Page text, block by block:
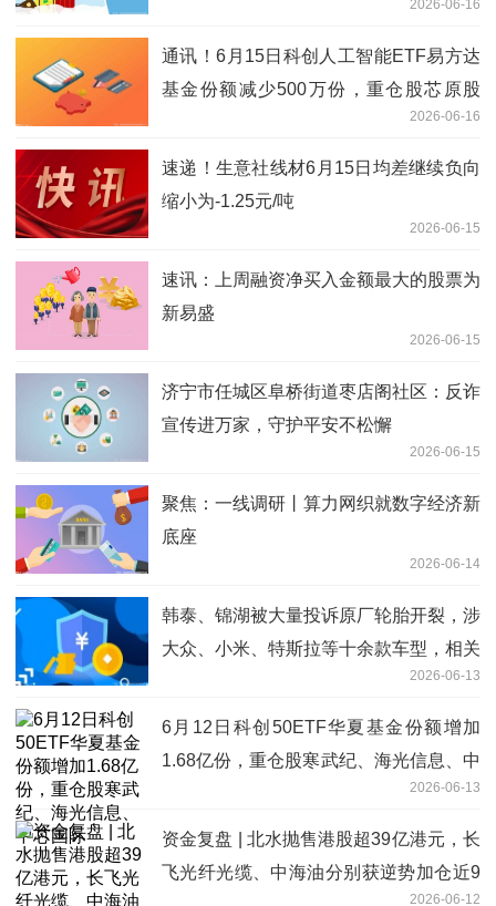
2026-06-16
通讯！6月15日科创人工智能ETF易方达
基金份额减少500万份，重仓股芯原股
2026-06-16
速递！生意社线材6月15日均差继续负向
缩小为-1.25元/吨
2026-06-15
速讯：上周融资净买入金额最大的股票为
新易盛
2026-06-15
济宁市任城区阜桥街道枣店阁社区：反诈
宣传进万家，守护平安不松懈
2026-06-15
聚焦：一线调研丨算力网织就数字经济新
底座
2026-06-14
韩泰、锦湖被大量投诉原厂轮胎开裂，涉
大众、小米、特斯拉等十余款车型，相关
2026-06-13
6月12日科创50ETF华夏基金份额增加
1.68亿份，重仓股寒武纪、海光信息、中
2026-06-13
资金复盘 | 北水抛售港股超39亿港元，长
飞光纤光缆、中海油分别获逆势加仓近9
2026-06-12